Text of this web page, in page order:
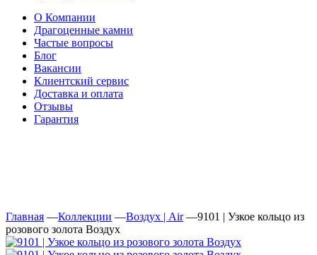
О Компании
Драгоценные камни
Частые вопросы
Блог
Вакансии
Клиентский сервис
Доставка и оплата
Отзывы
Гарантия
Главная —Коллекции —Воздух | Air —9101 | Узкое кольцо из
розового золота Воздух